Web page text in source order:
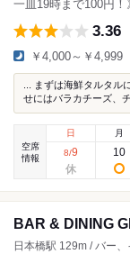
一皿19時まで100円！
3.36
￥4,000～￥4,999
... まずは海鮮タルタ
せにはバラカチーズ、
空席
情報
日
8/9
月
10
BAR & DINING
日本橋駅 129m / バー